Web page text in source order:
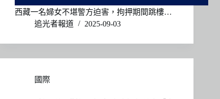
西藏一名婦女不堪警方迫害，拘押期間跳樓…
追光者報道
2025-09-03
國際